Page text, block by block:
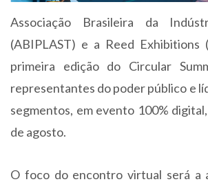
Associação Brasileira da
(ABIPLAST) e a Reed Exhibitions
primeira edição do Circular
representantes do poder público e
segmentos, em evento 100%
de agosto.
O foco do encontro virtual será a